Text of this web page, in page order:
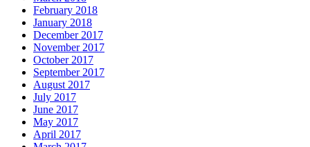
February 2018
January 2018
December 2017
November 2017
October 2017
September 2017
August 2017
July 2017
June 2017
May 2017
April 2017